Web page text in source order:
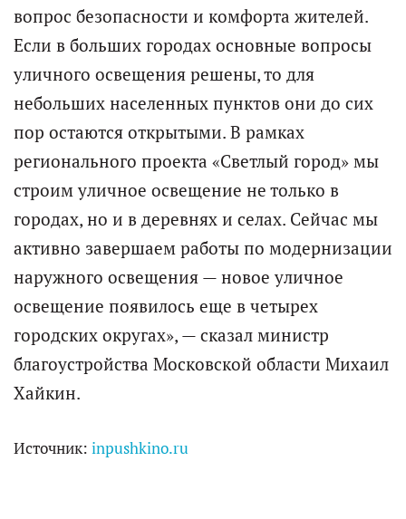
вопрос безопасности и комфорта жителей.
Если в больших городах основные вопросы
уличного освещения решены, то для
небольших населенных пунктов они до сих
пор остаются открытыми. В рамках
регионального проекта «Светлый город» мы
строим уличное освещение не только в
городах, но и в деревнях и селах. Сейчас мы
активно завершаем работы по модернизации
наружного освещения — новое уличное
освещение появилось еще в четырех
городских округах», — сказал министр
благоустройства Московской области Михаил
Хайкин.
Источник: inpushkino.ru